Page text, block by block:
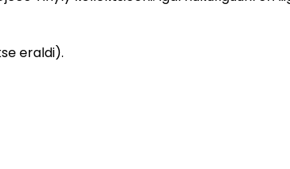
eraldi).